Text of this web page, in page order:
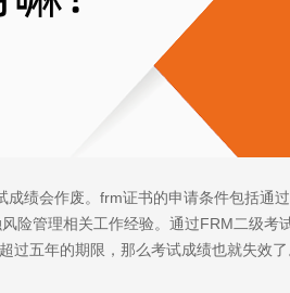
绩会作废。frm证书的申请条件包括通
险管理相关工作经验。通过FRM二级考
五年的期限，那么考试成绩也就失效了